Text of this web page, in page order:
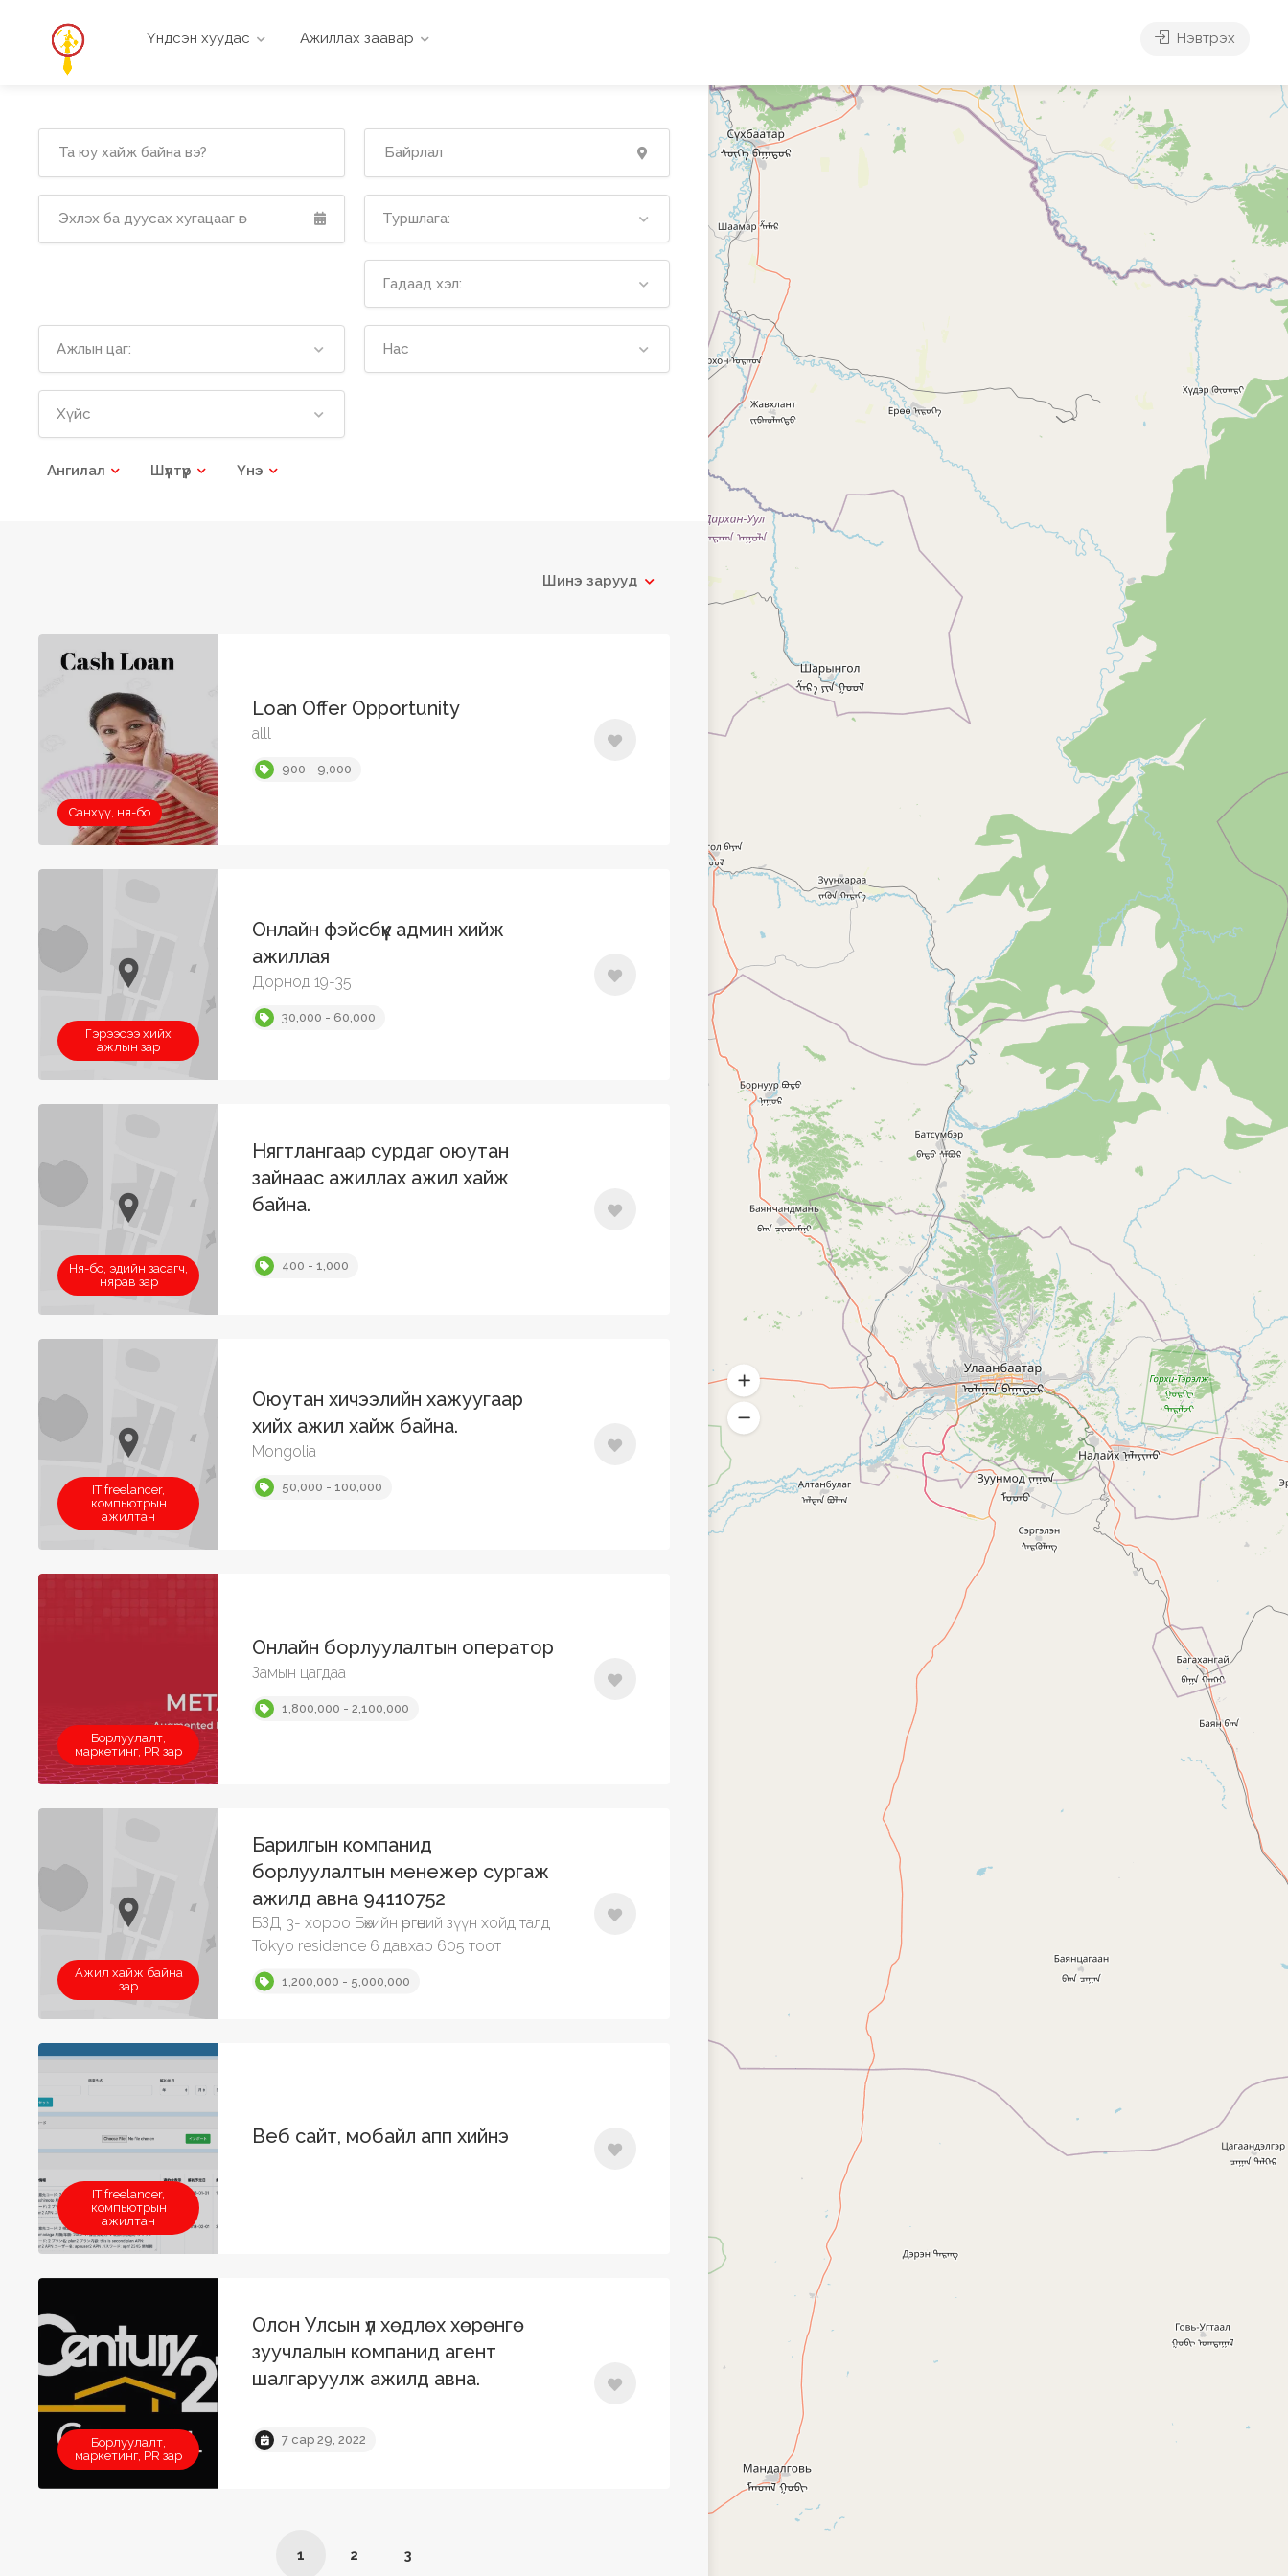
Үндсэн хуудас Ажиллах заавар Нэвтрэх
Туршлага:
Гадаад хэл:
Ажлын цаг: Нас
Хүйс
Ангилал Шүүлтүүр Үнэ
Шинэ зарууд
Санхүү, ня-бо
Loan Offer Opportunity
alll
900 - 9,000
Гэрээсээ хийх
ажлын зар
Онлайн фэйсбүүк админ хийж
ажиллая
Дорнод 19-35
30,000 - 60,000
Ня-бо, эдийн засагч,
нярав зар
Нягтлангаар сурдаг оюутан
зайнаас ажиллах ажил хайж
байна.
400 - 1,000
IT freelancer,
компьютрын
ажилтан
Оюутан хичээлийн хажуугаар
хийх ажил хайж байна.
Mongolia
50,000 - 100,000
Борлуулалт,
маркетинг, PR зар
Онлайн борлуулалтын оператор
Замын цагдаа
1,800,000 - 2,100,000
Ажил хайж байна
зар
Барилгын компанид
борлуулалтын менежер сургаж
ажилд авна 94110752
БЗД 3- хороо Бөхийн өргөөний зүүн хойд талд
Tokyo residence 6 давхар 605 тоот
1,200,000 - 5,000,000
IT freelancer,
компьютрын
ажилтан
Веб сайт, мобайл апп хийнэ
Борлуулалт,
маркетинг, PR зар
Олон Улсын үл хөдлөх хөрөнгө
зуучлалын компанид агент
шалгаруулж ажилд авна.
7 сар 29, 2022
1 2 3